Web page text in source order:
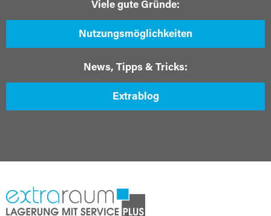
Viele gute Gründe:
Nutzungsmöglichkeiten
News, Tipps & Tricks:
Extrablog